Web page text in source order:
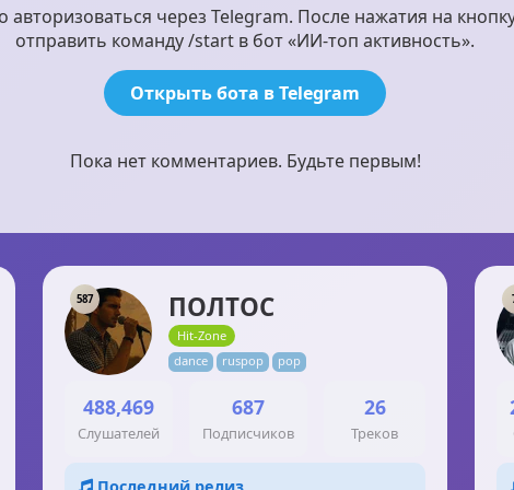
через Telegram. После нажатия на
отправить команду /start в бот «ИИ-топ активность».
Открыть бота в Telegram
Пока нет комментариев. Будьте первым!
587 ПОЛТОС
Hit-Zone
dance
ruspop pop
488,469
Слушателей
687
Подписчиков
26
Треков